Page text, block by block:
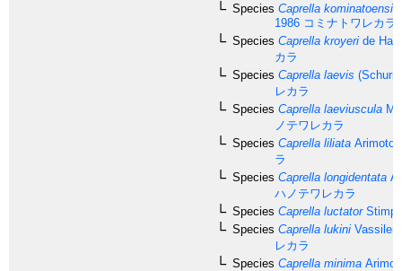
Species Caprella kominatoensis
1986 コミナトワレカラ
Species Caprella kroyeri de
カラ
Species Caprella laevis
レカラ
Species Caprella laeviuscula
ノテワレカラ
Species Caprella liliata Arimoto,
ラ
Species Caprella longidentata
ハノテワレカラ
Species Caprella luctator
Species Caprella lukini
レカラ
Species Caprella minima